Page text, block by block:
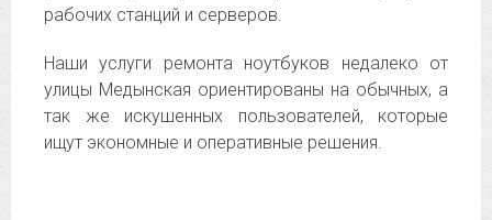
рабочих станций и серверов.
Наши услуги ремонта ноутбуков недалеко от
улицы Медынская ориентированы на обычных, а
так же искушенных пользователей, которые
ищут экономные и оперативные решения.